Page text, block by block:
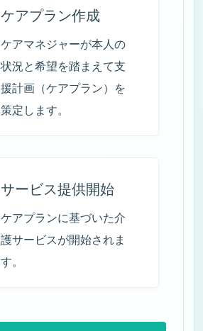
ケアプラン作成
ケアマネジャーが本人の
状況と希望を踏まえて支
援計画（ケアプラン）を
策定します。
サービス提供開始
ケアプランに基づいた介
護サービスが開始されま
す。